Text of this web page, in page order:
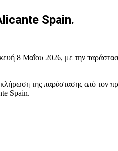
Spain.
8 Μαΐου 2026, με την
της παράστασης από τον
Spain.